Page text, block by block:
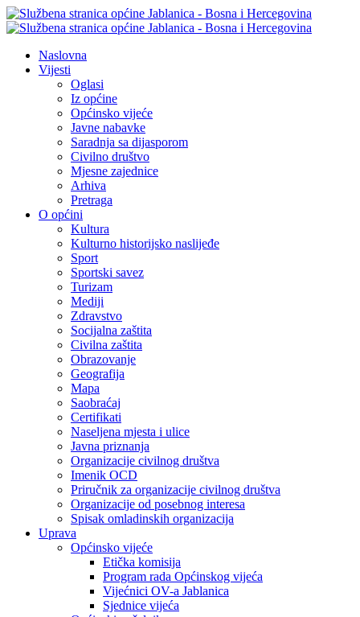
Naslovna
Vijesti
Oglasi
Iz općine
Općinsko vijeće
Javne nabavke
Saradnja sa dijasporom
Civilno društvo
Mjesne zajednice
Arhiva
Pretraga
O općini
Kultura
Kulturno historijsko naslijeđe
Sport
Sportski savez
Turizam
Mediji
Zdravstvo
Socijalna zaštita
Civilna zaštita
Obrazovanje
Geografija
Mapa
Saobraćaj
Certifikati
Naseljena mjesta i ulice
Javna priznanja
Organizacije civilnog društva
Imenik OCD
Priručnik za organizacije civilnog društva
Organizacije od posebnog interesa
Spisak omladinskih organizacija
Uprava
Općinsko vijeće
Etička komisija
Program rada Općinskog vijeća
Vijećnici OV-a Jablanica
Sjednice vijeća